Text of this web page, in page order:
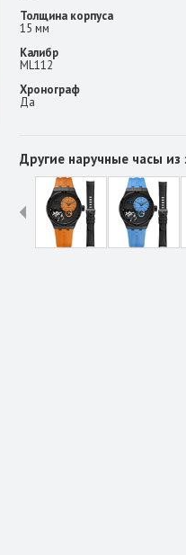
Толщина корпуса
15 мм
Калибр
ML112
Хронограф
Да
Другие наручные часы из